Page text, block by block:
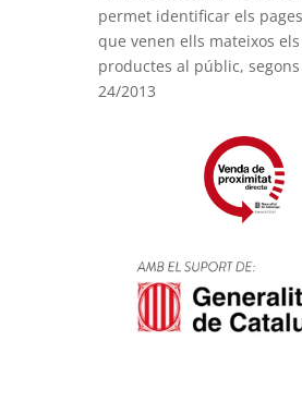
permet identificar els
que venen ells mateixos
productes al públic,
24/2013